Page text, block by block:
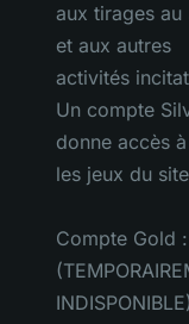
aux tirages au
et aux autres
activités
Un compte
donne accès
les jeux du
Compte Gold :